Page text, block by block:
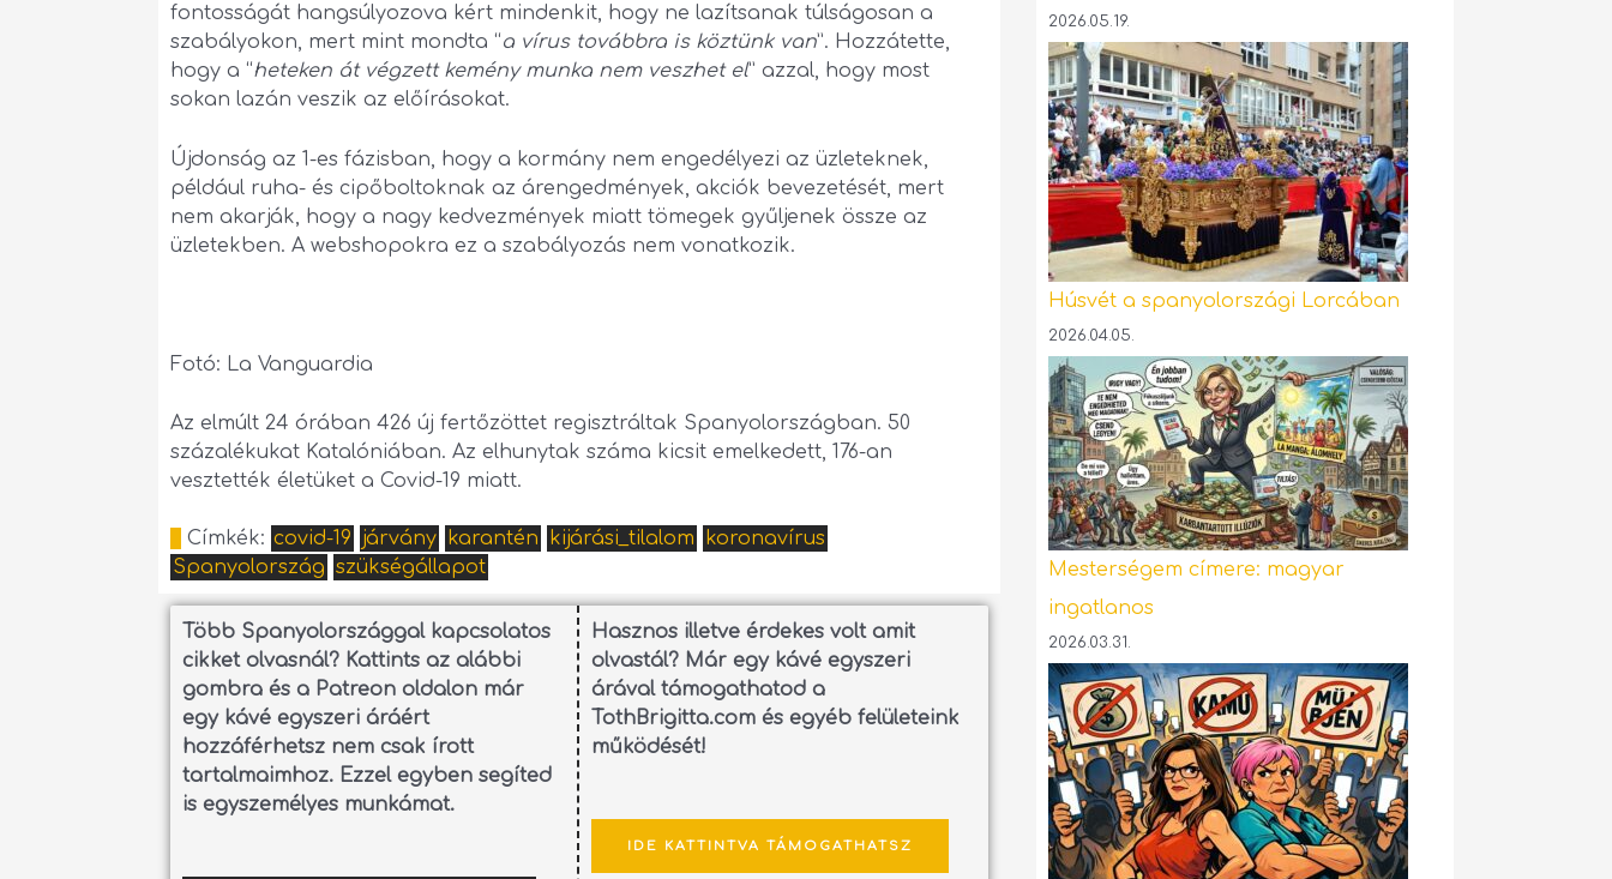
fontosságát hangsúlyozova kért mindenkit, hogy ne lazítsanak túlságosan a
szabályokon, mert mint mondta “a vírus továbbra is köztünk van”. Hozzátette,
hogy a “heteken át végzett kemény munka nem veszhet el” azzal, hogy most
sokan lazán veszik az előírásokat.
Újdonság az 1-es fázisban, hogy a kormány nem engedélyezi az üzleteknek,
például ruha- és cipőboltoknak az árengedmények, akciók bevezetését, mert
nem akarják, hogy a nagy kedvezmények miatt tömegek gyűljenek össze az
üzletekben. A webshopokra ez a szabályozás nem vonatkozik.
Fotó: La Vanguardia
Az elmúlt 24 órában 426 új fertőzöttet regisztráltak Spanyolországban. 50
százalékukat Katalóniában. Az elhunytak száma kicsit emelkedett, 176-an
vesztették életüket a Covid-19 miatt.
Címkék: covid-19 járvány karantén kijárási_tilalom
koronavírus
Spanyolország szükségállapot
Több Spanyolországgal kapcsolatos
cikket olvasnál? Kattints az alábbi
gombra és a Patreon oldalon már
egy kávé egyszeri áráért
hozzáférhetsz nem csak írott
tartalmaimhoz. Ezzel egyben segíted
is egyszemélyes munkámat.
Hasznos illetve érdekes volt amit
olvastál? Már egy kávé egyszeri
árával támogathatod a
TothBrigitta.com és egyéb felületeink
működését!
IDE KATTINTVA TÁMOGATHATSZ
2026.05.19.
Húsvét a spanyolországi Lorcában
2026.04.05.
Mesterségem címere: magyar
ingatlanos
2026.03.31.